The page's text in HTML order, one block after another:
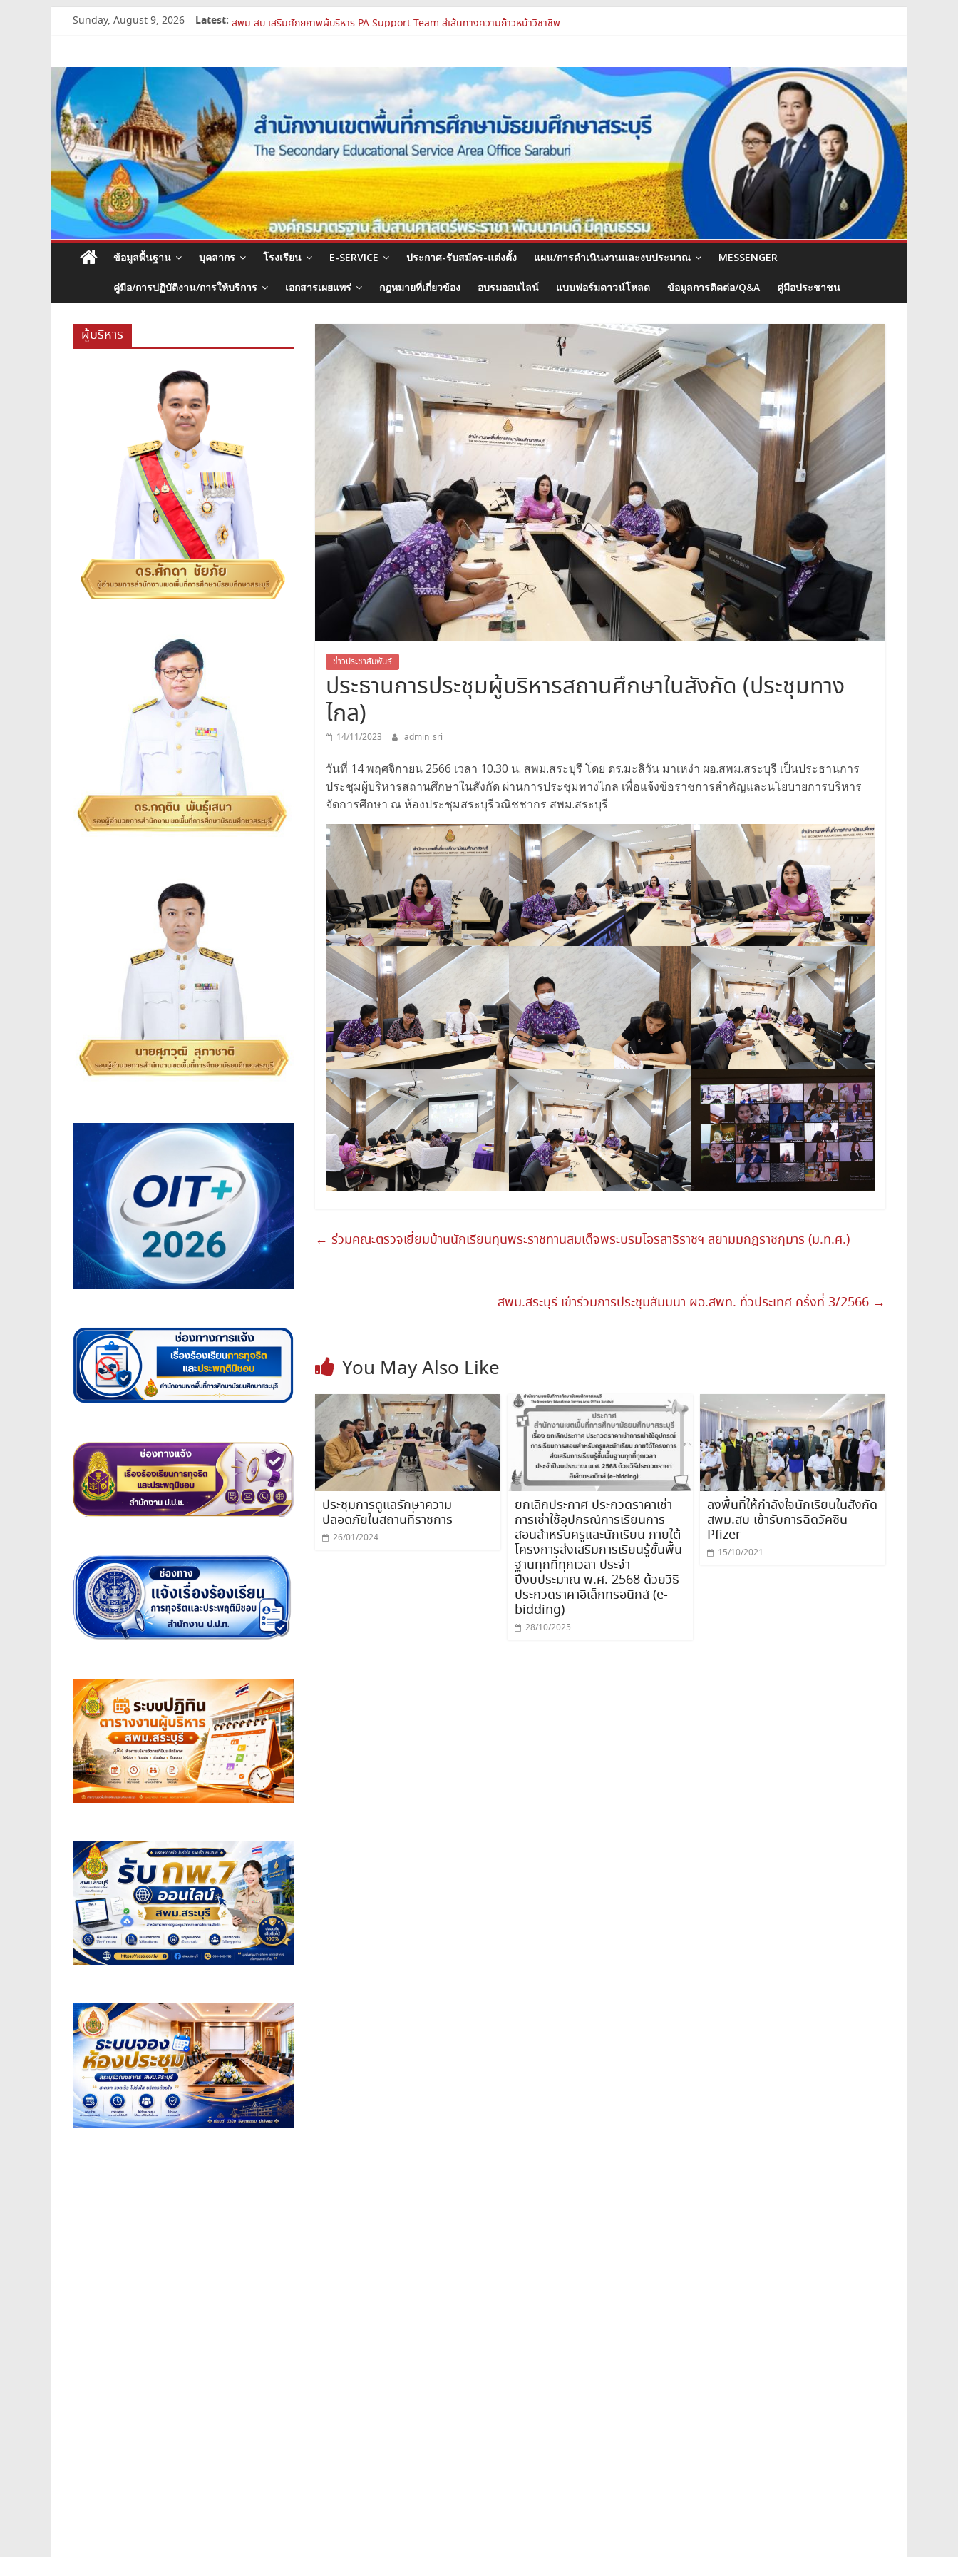
Sunday, August 9, 2026 Latest: เปิดห้องเรียนและห้องปฏิบัติการแห่งอนาคต รร.สบว.
การย้ายข้าราชการครูและบุคลากรทางการศึกษา ตำแหน่งศึกษานิเทศก์
สพม.สบ ประชุมชี้แจงแนวทางการส่งเสริมความโปร่งใสในสำนักงานเขตพื้นที่การศึกษา 2569
สำนักงาน
เขต
พื้นที่
การ
ศึกษา
มัธยมศึกษา
สระบุรี
สพม.สระบุรี,สพม.สบ,สำนักงาน
เขต
ข้อมูลพื้นฐาน บุคลากร โรงเรียน E-SERVICE ประกาศ-รับสมัคร-แต่งตั้ง แผน/การดำเนินงานและงบประมาณ MESSENGER
คู่มือ/การปฏิบัติงาน/การให้บริการ เอกสารเผยแพร่ กฎหมายที่เกี่ยวข้อง อบรมออนไลน์ แบบฟอร์มดาวน์โหลด ข้อมูลการติดต่อ/Q&A คู่มือประชาชน
ข่าวประชาสัมพันธ์
ประธานการประชุมผู้บริหารสถานศึกษาในสังกัด (ประชุมทาง
ไกล)
14/11/2023 admin_sri
วันที่ 14 พฤศจิกายน 2566 เวลา 10.30 น. สพม.สระบุรี โดย ดร.มะลิวัน มาเหง่า ผอ.สพม.สระบุรี เป็นประธานการ
ประชุมผู้บริหารสถานศึกษาในสังกัด ผ่านการประชุมทางไกล เพื่อแจ้งข้อราชการสำคัญและนโยบายการบริหาร
จัดการศึกษา ณ ห้องประชุมสระบุรีวณิชชากร สพม.สระบุรี
← ร่วมคณะตรวจเยี่ยมบ้านนักเรียนทุนพระราชทานสมเด็จพระบรมโอรสาธิราชฯ สยามมกฎราชกุมาร (ม.ท.ศ.)
สพม.สระบุรี เข้าร่วมการประชุมสัมมนา ผอ.สพท. ทั่วประเทศ ครั้งที่ 3/2566 →
You May Also Like
ประชุมการดูแลรักษาความ
ปลอดภัยในสถานที่ราชการ
26/01/2024
ยกเลิกประกาศ ประกวดราคาเช่า
การเช่าใช้อุปกรณ์การเรียนการ
สอนสำหรับครูและนักเรียน ภายใต้
โครงการส่งเสริมการเรียนรู้ขั้นพื้น
ฐานทุกที่ทุกเวลา ประจำ
ปีงบประมาณ พ.ศ. 2568 ด้วยวิธี
ประกวดราคาอิเล็กทรอนิกส์ (e-
bidding)
28/10/2025
ลงพื้นที่ให้กำลังใจนักเรียนในสังกัด
สพม.สบ เข้ารับการฉีดวัคซีน
Pfizer
15/10/2021
ผู้บริหาร